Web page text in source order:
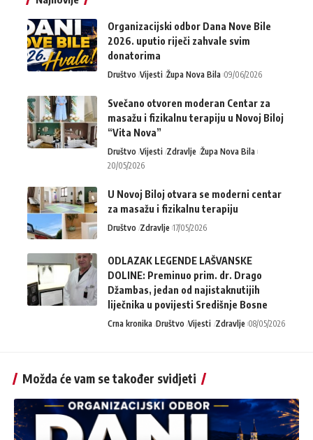
Organizacijski odbor Dana Nove Bile
2026. uputio riječi zahvale svim
donatorima
Društvo Vijesti Župa Nova Bila 09/06/2026
Svečano otvoren moderan Centar za
masažu i fizikalnu terapiju u Novoj Biloj
“Vita Nova”
Društvo Vijesti Zdravlje Župa Nova Bila
20/05/2026
U Novoj Biloj otvara se moderni centar
za masažu i fizikalnu terapiju
Društvo Zdravlje 17/05/2026
ODLAZAK LEGENDE LAŠVANSKE
DOLINE: Preminuo prim. dr. Drago
Džambas, jedan od najistaknutijih
liječnika u povijesti Središnje Bosne
Crna kronika Društvo Vijesti Zdravlje 08/05/2026
Možda će vam se također svidjeti